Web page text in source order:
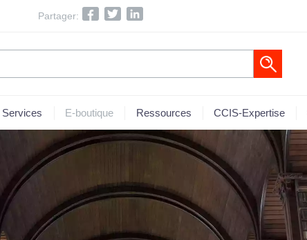
Partager:
Services E-boutique Ressources CCIS-Expertise